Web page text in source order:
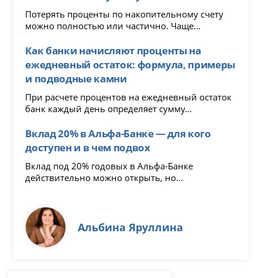
Потерять проценты по накопительному счету
можно полностью или частично. Чаще...
Как банки начисляют проценты на
ежедневный остаток: формула, примеры
и подводные камни
При расчете процентов на ежедневный остаток
банк каждый день определяет сумму...
Вклад 20% в Альфа-Банке — для кого
доступен и в чем подвох
Вклад под 20% годовых в Альфа-Банке
действительно можно открыть, но...
Альбина Яруллина